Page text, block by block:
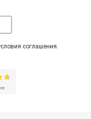
соглашения.